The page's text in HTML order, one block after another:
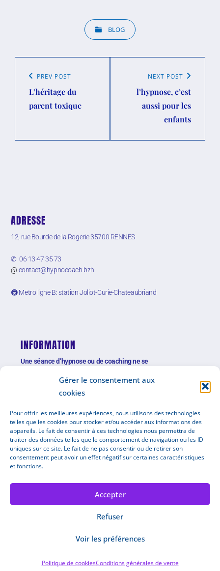
Gérer le consentement aux
cookies
Pour offrir les meilleures expériences, nous utilisons des technologies
telles que les cookies pour stocker et/ou accéder aux informations des
appareils. Le fait de consentir à ces technologies nous permettra de
traiter des données telles que le comportement de navigation ou les ID
uniques sur ce site. Le fait de ne pas consentir ou de retirer son
consentement peut avoir un effet négatif sur certaines caractéristiques
et fonctions.
Accepter
Refuser
Voir les préférences
Politique de cookiesConditions générales de vente
BLOG
PREV POST
L’héritage du
parent toxique
NEXT POST
l’hypnose, c’est
aussi pour les
enfants
ADRESSE
12, rue Bourde de la Rogerie35700 RENNES
✆ 06 13 47 35 73
@ contact@hypnocoach.bzh
🚇 Metro ligne B: station Joliot-Curie-Chateaubriand
INFORMATION
Une séance d’hypnose ou de coaching ne se
TARIFS :
Le tarif de base d’une consultation en
coaching ou en hypnose est de 80€.
Il existe plusieurs forfaits pour les
suivis sur des longues durées